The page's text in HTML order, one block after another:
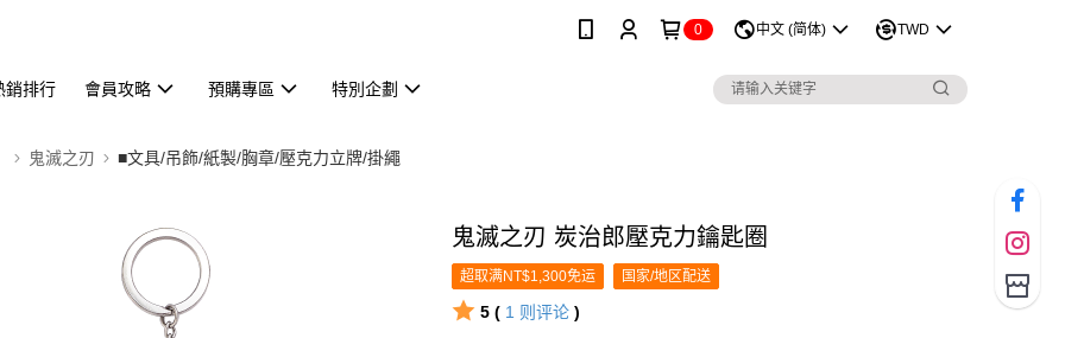
0 中文 (简体) TWD
銷排行 會員攻略 預購專區 特別企劃
鬼滅之刃 ■文具/吊飾/紙製/胸章/壓克力立牌/掛繩
鬼滅之刃 炭治郎壓克力鑰匙圈
超取满NT$1,300免运 国家/地区配送
5 ( 1 则评论 )